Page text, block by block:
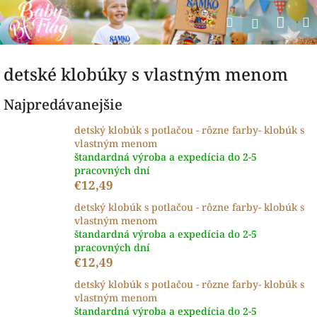
Prejsť
na
obsah
Hľadať
detské klobúky s vlastným menom
Najpredávanejšie
detský klobúk s potlačou - rôzne farby- klobúk s
vlastným menom
štandardná výroba a expedícia do 2-5
pracovných dní
€12,49
detský klobúk s potlačou - rôzne farby- klobúk s
vlastným menom
štandardná výroba a expedícia do 2-5
pracovných dní
€12,49
detský klobúk s potlačou - rôzne farby- klobúk s
vlastným menom
štandardná výroba a expedícia do 2-5